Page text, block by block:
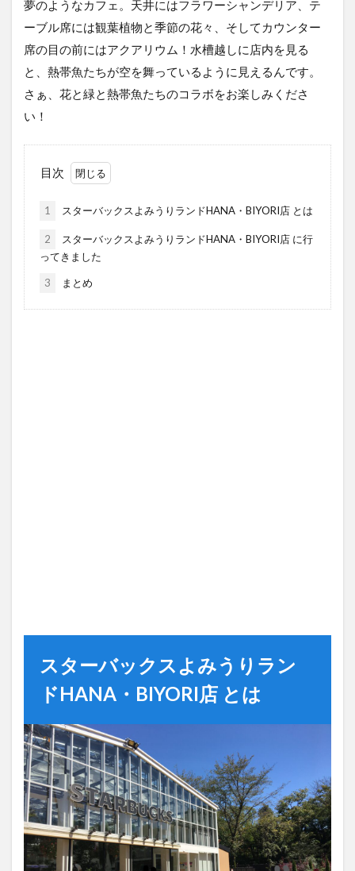
夢のようなカフェ。天井にはフラワーシャンデリア、テ
ーブル席には観葉植物と季節の花々、そしてカウンター
席の目の前にはアクアリウム！水槽越しに店内を見る
と、熱帯魚たちが空を舞っているように見えるんです。
さぁ、花と緑と熱帯魚たちのコラボをお楽しみくださ
い！
目次
1 スターバックスよみうりランドHANA・BIYORI店 とは
2
スターバックスよみうりランドHANA・BIYORI店 に行
ってきました
3 まとめ
スターバックスよみうりラン
ドHANA・BIYORI店 とは